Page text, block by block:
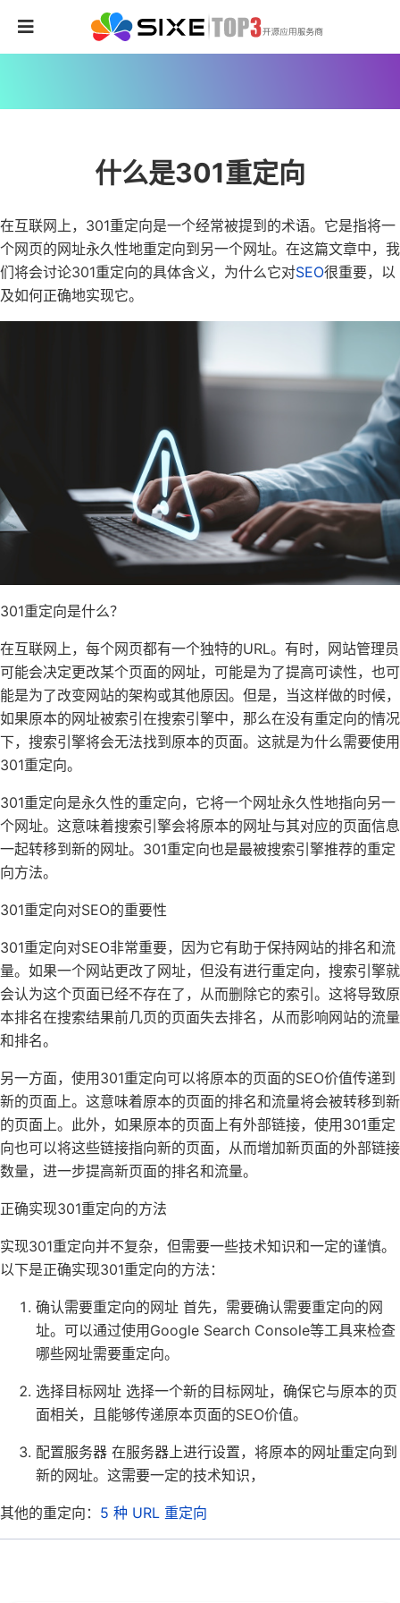
什么是301重定向
在互联网上，301重定向是一个经常被提到的术语。它是指将一
个网页的网址永久性地重定向到另一个网址。在这篇文章中，我
们将会讨论301重定向的具体含义，为什么它对SEO很重要，以
及如何正确地实现它。
301重定向是什么？
在互联网上，每个网页都有一个独特的URL。有时，网站管理员
可能会决定更改某个页面的网址，可能是为了提高可读性，也可
能是为了改变网站的架构或其他原因。但是，当这样做的时候，
如果原本的网址被索引在搜索引擎中，那么在没有重定向的情况
下，搜索引擎将会无法找到原本的页面。这就是为什么需要使用
301重定向。
301重定向是永久性的重定向，它将一个网址永久性地指向另一
个网址。这意味着搜索引擎会将原本的网址与其对应的页面信息
一起转移到新的网址。301重定向也是最被搜索引擎推荐的重定
向方法。
301重定向对SEO的重要性
301重定向对SEO非常重要，因为它有助于保持网站的排名和流
量。如果一个网站更改了网址，但没有进行重定向，搜索引擎就
会认为这个页面已经不存在了，从而删除它的索引。这将导致原
本排名在搜索结果前几页的页面失去排名，从而影响网站的流量
和排名。
另一方面，使用301重定向可以将原本的页面的SEO价值传递到
新的页面上。这意味着原本的页面的排名和流量将会被转移到新
的页面上。此外，如果原本的页面上有外部链接，使用301重定
向也可以将这些链接指向新的页面，从而增加新页面的外部链接
数量，进一步提高新页面的排名和流量。
正确实现301重定向的方法
实现301重定向并不复杂，但需要一些技术知识和一定的谨慎。
以下是正确实现301重定向的方法：
确认需要重定向的网址 首先，需要确认需要重定向的网
址。可以通过使用Google Search Console等工具来检查
哪些网址需要重定向。
选择目标网址 选择一个新的目标网址，确保它与原本的页
面相关，且能够传递原本页面的SEO价值。
配置服务器 在服务器上进行设置，将原本的网址重定向到
新的网址。这需要一定的技术知识，
其他的重定向： 5 种 URL 重定向